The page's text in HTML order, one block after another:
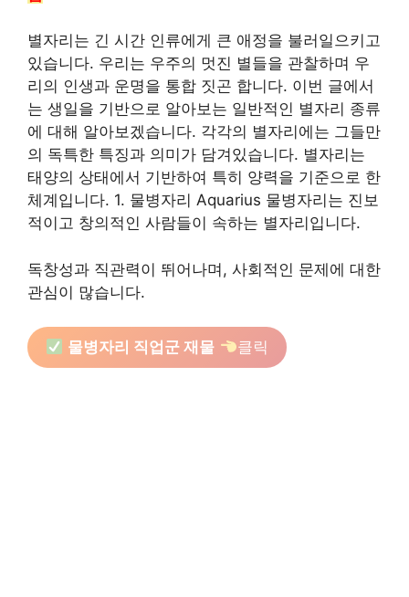
별자리는 긴 시간 인류에게 큰 애정을 불러일으키고
있습니다. 우리는 우주의 멋진 별들을 관찰하며 우
리의 인생과 운명을 통합 짓곤 합니다. 이번 글에서
는 생일을 기반으로 알아보는 일반적인 별자리 종류
에 대해 알아보겠습니다. 각각의 별자리에는 그들만
의 독특한 특징과 의미가 담겨있습니다. 별자리는
태양의 상태에서 기반하여 특히 양력을 기준으로 한
체계입니다. 1. 물병자리 Aquarius 물병자리는 진보
적이고 창의적인 사람들이 속하는 별자리입니다.
독창성과 직관력이 뛰어나며, 사회적인 문제에 대한
관심이 많습니다.
물병자리 직업군 재물 클릭